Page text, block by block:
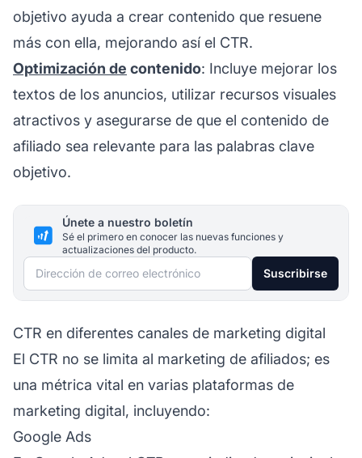
objetivo ayuda a crear contenido que resuene
más con ella, mejorando así el CTR.
Optimización de contenido: Incluye mejorar los
textos de los anuncios, utilizar recursos visuales
atractivos y asegurarse de que el contenido de
afiliado sea relevante para las palabras clave
objetivo.
Únete a nuestro boletín
Sé el primero en conocer las nuevas funciones y
actualizaciones del producto.
Dirección de correo electrónico Suscribirse
CTR en diferentes canales de marketing digital
El CTR no se limita al marketing de afiliados; es
una métrica vital en varias plataformas de
marketing digital, incluyendo:
Google Ads